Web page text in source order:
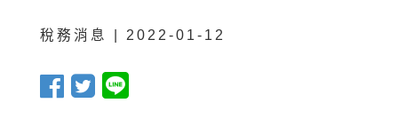
稅務消息 | 2022-01-12